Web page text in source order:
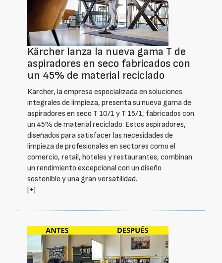
Kärcher lanza la nueva gama T de
aspiradores en seco fabricados con
un 45% de material reciclado
Kärcher, la empresa especializada en soluciones
integrales de limpieza, presenta su nueva gama de
aspiradores en seco T 10/1 y T 15/1, fabricados con
un 45% de material reciclado. Estos aspiradores,
diseñados para satisfacer las necesidades de
limpieza de profesionales en sectores como el
comercio, retail, hoteles y restaurantes, combinan
un rendimiento excepcional con un diseño
sostenible y una gran versatilidad.
[+]